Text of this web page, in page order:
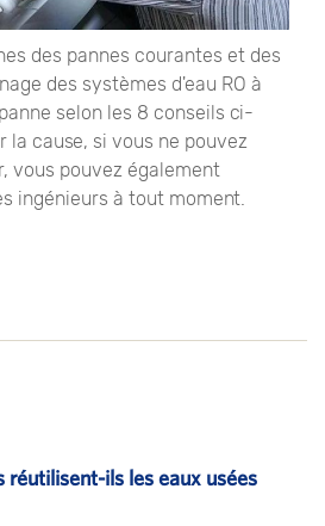
des pannes courantes et des
des systèmes d'eau RO à
selon les 8 conseils ci-
la cause, si vous ne pouvez
vous pouvez également
ingénieurs à tout moment.
réutilisent-ils les eaux usées